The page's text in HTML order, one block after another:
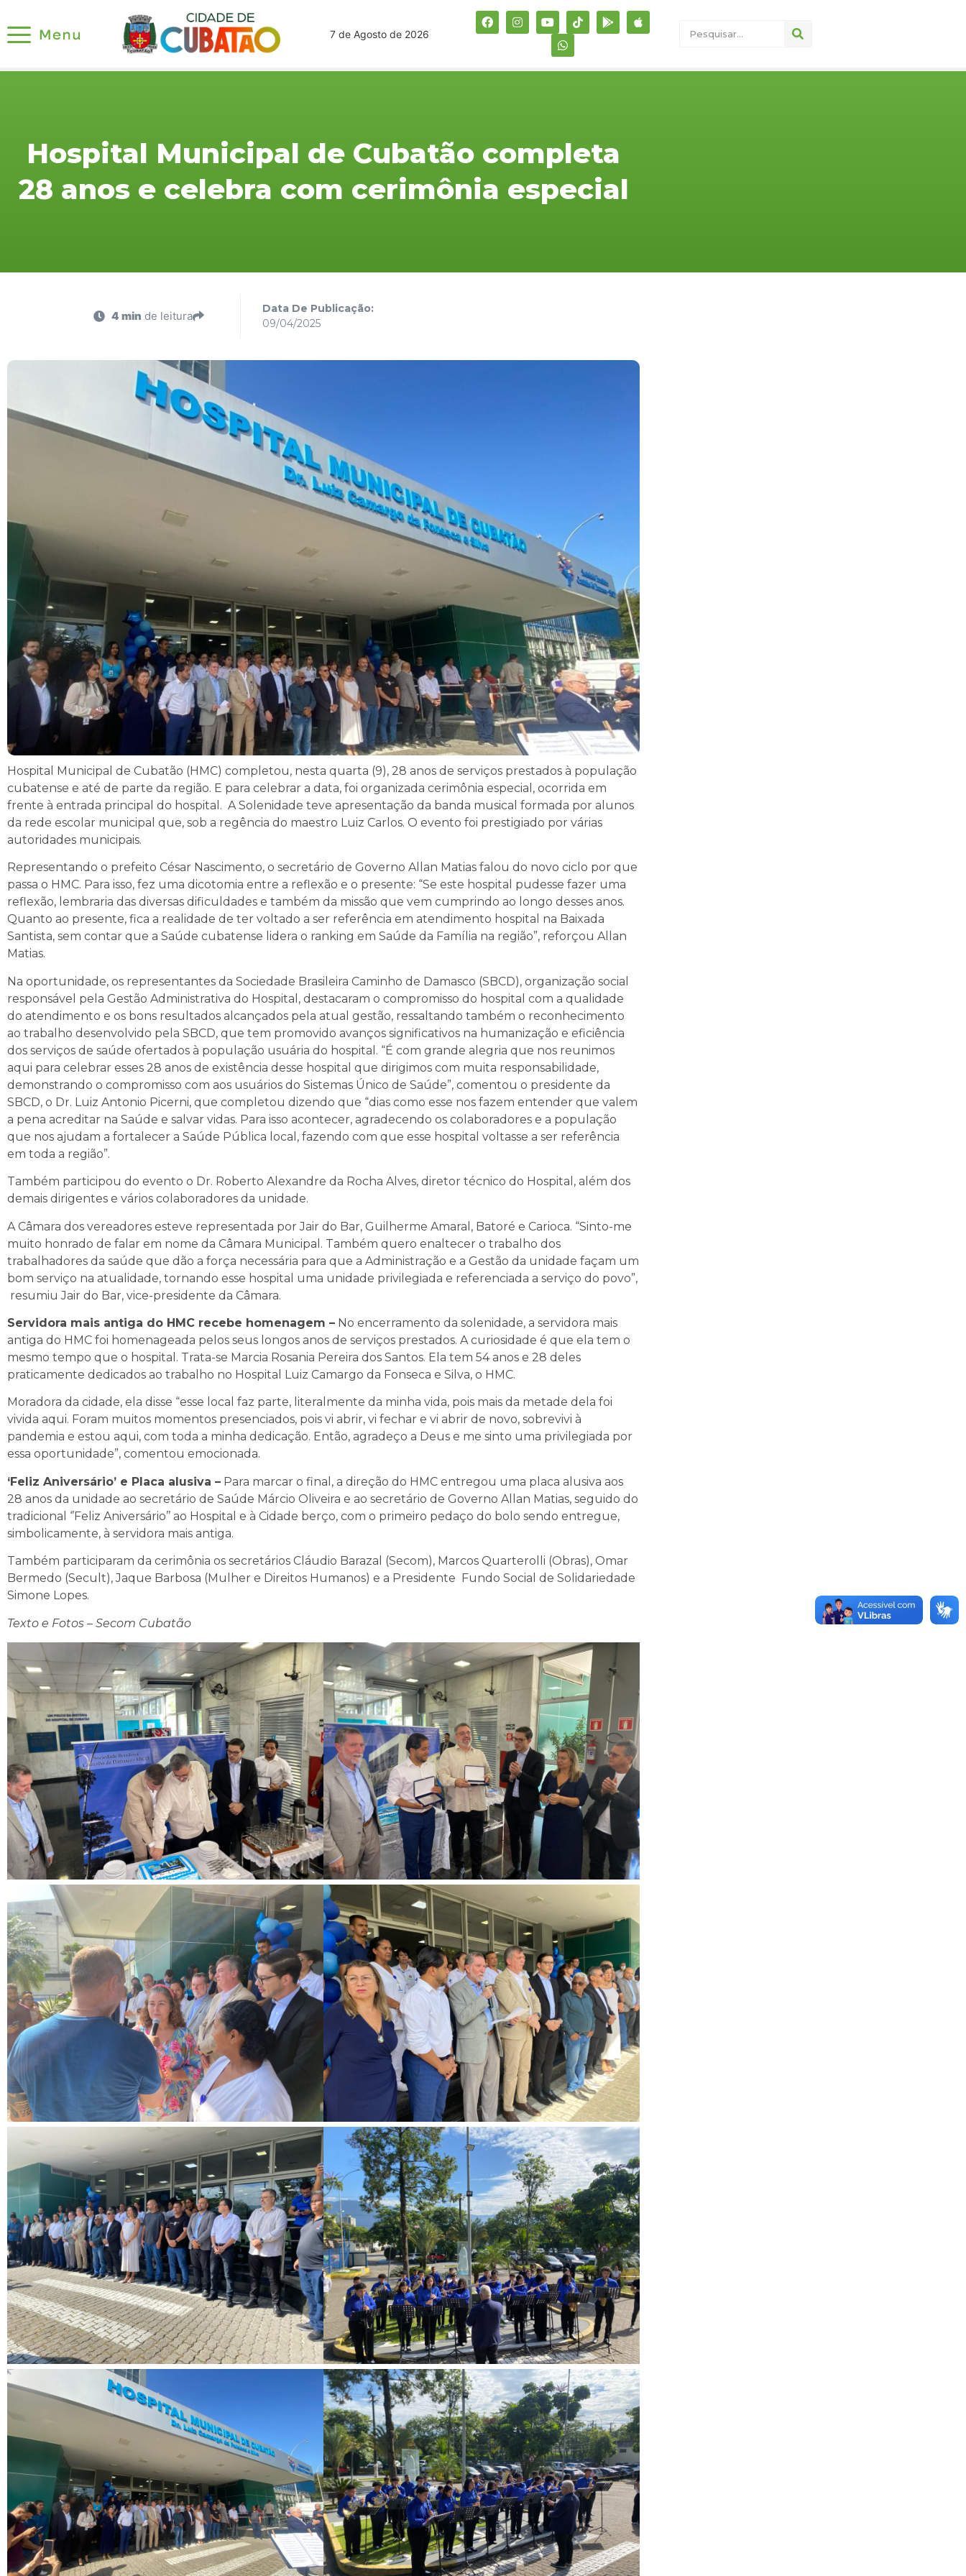
7 de Agosto de 2026
Hospital Municipal de Cubatão completa
28 anos e celebra com cerimônia especial
4 min de leitura
Data De Publicação:
09/04/2025
Hospital Municipal de Cubatão (HMC) completou, nesta quarta (9), 28 anos de serviços prestados à população
cubatense e até de parte da região. E para celebrar a data, foi organizada cerimônia especial, ocorrida em
frente à entrada principal do hospital. A Solenidade teve apresentação da banda musical formada por alunos
da rede escolar municipal que, sob a regência do maestro Luiz Carlos. O evento foi prestigiado por várias
autoridades municipais.
Representando o prefeito César Nascimento, o secretário de Governo Allan Matias falou do novo ciclo por que
passa o HMC. Para isso, fez uma dicotomia entre a reflexão e o presente: “Se este hospital pudesse fazer uma
reflexão, lembraria das diversas dificuldades e também da missão que vem cumprindo ao longo desses anos.
Quanto ao presente, fica a realidade de ter voltado a ser referência em atendimento hospital na Baixada
Santista, sem contar que a Saúde cubatense lidera o ranking em Saúde da Família na região”, reforçou Allan
Matias.
Na oportunidade, os representantes da Sociedade Brasileira Caminho de Damasco (SBCD), organização social
responsável pela Gestão Administrativa do Hospital, destacaram o compromisso do hospital com a qualidade
do atendimento e os bons resultados alcançados pela atual gestão, ressaltando também o reconhecimento
ao trabalho desenvolvido pela SBCD, que tem promovido avanços significativos na humanização e eficiência
dos serviços de saúde ofertados à população usuária do hospital. “É com grande alegria que nos reunimos
aqui para celebrar esses 28 anos de existência desse hospital que dirigimos com muita responsabilidade,
demonstrando o compromisso com aos usuários do Sistemas Único de Saúde”, comentou o presidente da
SBCD, o Dr. Luiz Antonio Picerni, que completou dizendo que “dias como esse nos fazem entender que valem
a pena acreditar na Saúde e salvar vidas. Para isso acontecer, agradecendo os colaboradores e a população
que nos ajudam a fortalecer a Saúde Pública local, fazendo com que esse hospital voltasse a ser referência
em toda a região”.
Também participou do evento o Dr. Roberto Alexandre da Rocha Alves, diretor técnico do Hospital, além dos
demais dirigentes e vários colaboradores da unidade.
A Câmara dos vereadores esteve representada por Jair do Bar, Guilherme Amaral, Batoré e Carioca. “Sinto-me
muito honrado de falar em nome da Câmara Municipal. Também quero enaltecer o trabalho dos
trabalhadores da saúde que dão a força necessária para que a Administração e a Gestão da unidade façam um
bom serviço na atualidade, tornando esse hospital uma unidade privilegiada e referenciada a serviço do povo”,
resumiu Jair do Bar, vice-presidente da Câmara.
Servidora mais antiga do HMC recebe homenagem – No encerramento da solenidade, a servidora mais
antiga do HMC foi homenageada pelos seus longos anos de serviços prestados. A curiosidade é que ela tem o
mesmo tempo que o hospital. Trata-se Marcia Rosania Pereira dos Santos. Ela tem 54 anos e 28 deles
praticamente dedicados ao trabalho no Hospital Luiz Camargo da Fonseca e Silva, o HMC.
Moradora da cidade, ela disse “esse local faz parte, literalmente da minha vida, pois mais da metade dela foi
vivida aqui. Foram muitos momentos presenciados, pois vi abrir, vi fechar e vi abrir de novo, sobrevivi à
pandemia e estou aqui, com toda a minha dedicação. Então, agradeço a Deus e me sinto uma privilegiada por
essa oportunidade”, comentou emocionada.
‘Feliz Aniversário’ e Placa alusiva – Para marcar o final, a direção do HMC entregou uma placa alusiva aos
28 anos da unidade ao secretário de Saúde Márcio Oliveira e ao secretário de Governo Allan Matias, seguido do
tradicional ‘’Feliz Aniversário’’ ao Hospital e à Cidade berço, com o primeiro pedaço do bolo sendo entregue,
simbolicamente, à servidora mais antiga.
Também participaram da cerimônia os secretários Cláudio Barazal (Secom), Marcos Quarterolli (Obras), Omar
Bermedo (Secult), Jaque Barbosa (Mulher e Direitos Humanos) e a Presidente Fundo Social de Solidariedade
Simone Lopes.
Texto e Fotos – Secom Cubatão